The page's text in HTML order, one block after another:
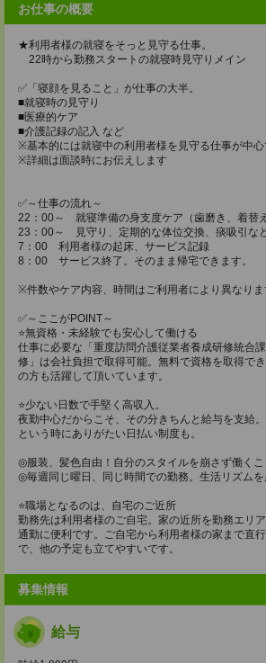
お仕事の概要
★利用者様の就寝をそっと見守る仕事。
22時から勤務スタートの就寝時見守りメイン
✅「寝顔を見ること」が仕事の大半。
■就寝時の見守り
■医療的ケア
■介護記録の記入 など
※基本的には就寝中の利用者様を見守る仕事が中心
※詳細は面談時にお伝えします
✅～仕事の流れ～
22：00～ 就寝準備の身支度ケア（歯磨き、着替
23：00～ 見守り、定期的な体位交換、痰吸引な
7：00 利用者様の起床、サービス記録
8：00 サービス終了。そのまま帰宅できます。
※件数やケア内容、時間はご利用者により異なりま
✅～ここがPOINT～
⭐️無資格・未経験でも安心して働ける
仕事に必要な「重度訪問介護従業者養成研修統合
修」は会社負担で取得可能。無料で資格を取得で
の方も活躍して頂いています。
⭐️少ない日数で手堅く高収入。
夜勤中心だからこそ、その分きちんと給与を支給
という時にありがたい日払い制度も。
◎服装、髪色自由！自分のスタイルを崩さず働くこ
◎毎週同じ曜日、同じ時間での勤務。生活リズムを
⭐️職場となるのは、自宅のご近所
勤務先は利用者様のご自宅。家の近所を勤務エリ
通勤に便利です。ご自宅から利用者様の家まで直
で、他の予定も立てやすいです。
募集情報
給与